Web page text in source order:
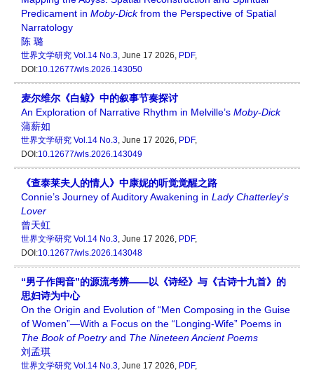
Predicament in Moby-Dickfrom the Perspective of Spatial
Narratology
陈 璐
世界文学研究 Vol.14 No.3, June 17 2026, PDF,
DOI:10.12677/wls.2026.143050
麦尔维尔《白鲸》中的叙事节奏探讨
An Exploration of Narrative Rhythm in Melville’s Moby-Dick
蒲薪如
世界文学研究 Vol.14 No.3, June 17 2026, PDF,
DOI:10.12677/wls.2026.143049
《查泰莱夫人的情人》中康妮的听觉觉醒之路
Connie’s Journey of Auditory Awakening in Lady Chatterley’s
Lover
曾天虹
世界文学研究 Vol.14 No.3, June 17 2026, PDF,
DOI:10.12677/wls.2026.143048
“男子作闺音”的源流考辨——以《诗经》与《古诗十九首》的
思妇诗为中心
On the Origin and Evolution of “Men Composing in the Guise
of Women”—With a Focus on the “Longing-Wife” Poems in
The Book ofPoetryand The Nineteen Ancient Poems
刘孟琪
世界文学研究 Vol.14 No.3, June 17 2026, PDF,